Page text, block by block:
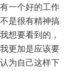
一个好的工作
是很有精神搞
想要看到的，
更加是应该要
为自己这样下